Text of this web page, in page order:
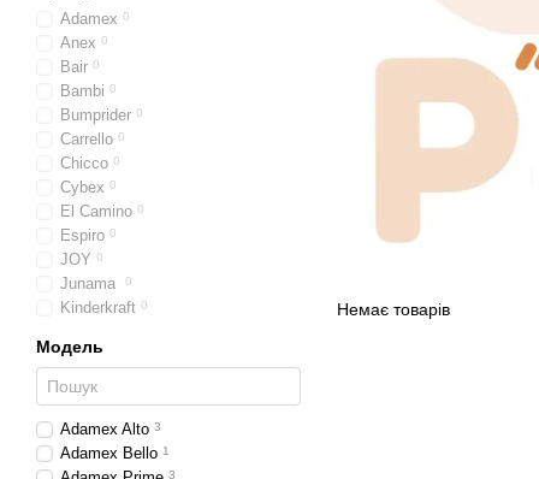
Немає товарів
Adamex 0
Anex 0
Bair 0
Bambi 0
Bumprider 0
Carrello 0
Chicco 0
Cybex 0
El Camino 0
Espiro 0
JOY 0
Junama 0
Kinderkraft 0
Модель
Adamex Alto 3
Adamex Bello 1
3